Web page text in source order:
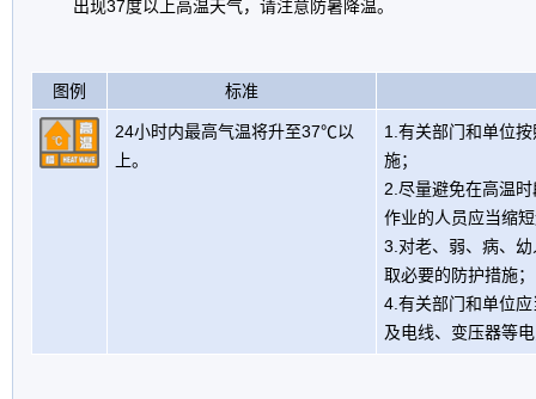
出现37度以上高温天气，请注意防暑降温。
图例 标准
24小时内最高气温将升至37℃以
上。
1.有关部门和单位
施；
2.尽量避免在高温
作业的人员应当缩
3.对老、弱、病、
取必要的防护措施；
4.有关部门和单位
及电线、变压器等